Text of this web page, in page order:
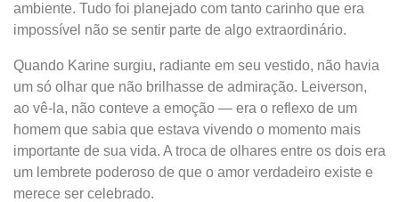
ambiente. Tudo foi planejado com tanto carinho que era
impossível não se sentir parte de algo extraordinário.
Quando Karine surgiu, radiante em seu vestido, não havia
um só olhar que não brilhasse de admiração. Leiverson,
ao vê-la, não conteve a emoção — era o reflexo de um
homem que sabia que estava vivendo o momento mais
importante de sua vida. A troca de olhares entre os dois era
um lembrete poderoso de que o amor verdadeiro existe e
merece ser celebrado.